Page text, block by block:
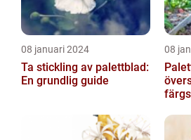
08 januari 2024
Ta stickling av palettblad:
En grundlig guide
08